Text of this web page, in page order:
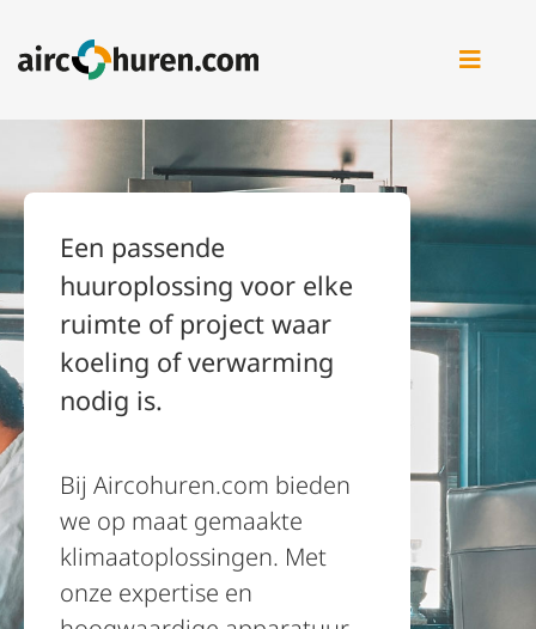
naar
inhoud
Een passende
huuroplossing voor elke
ruimte of project waar
koeling of verwarming
nodig is.
Bij Aircohuren.com bieden
we op maat gemaakte
klimaatoplossingen. Met
onze expertise en